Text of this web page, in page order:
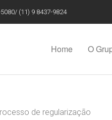
(11) 9 8437-9824
Home O
de regularização